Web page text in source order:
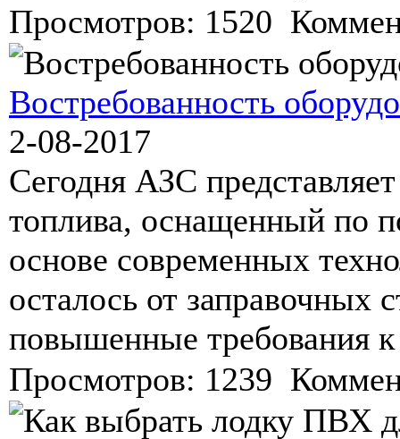
Просмотров: 1520
Востребованность
2-08-2017
Сегодня АЗС
топлива, оснащенный по
основе современных
осталось от
повышенные требования к
Просмотров: 1239